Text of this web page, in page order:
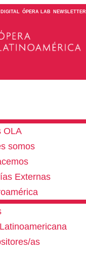
DIGITAL ÓPERA LAB NEWSLETTER
OLA
somos
Externas
as